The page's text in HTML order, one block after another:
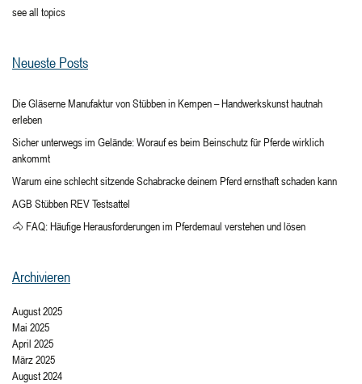
see all topics
Neueste Posts
Die Gläserne Manufaktur von Stübben in Kempen – Handwerkskunst hautnah
erleben
Sicher unterwegs im Gelände: Worauf es beim Beinschutz für Pferde wirklich
ankommt
Warum eine schlecht sitzende Schabracke deinem Pferd ernsthaft schaden kann
AGB Stübben REV Testsattel
🐴 FAQ: Häufige Herausforderungen im Pferdemaul verstehen und lösen
Archivieren
August 2025
Mai 2025
April 2025
März 2025
August 2024